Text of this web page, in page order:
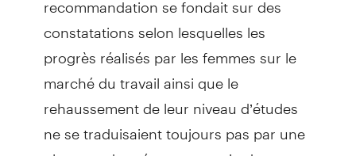
constatations selon lesquelles les
progrès réalisés par les femmes sur le
marché du travail ainsi que le
rehaussement de leur niveau d’études
ne se traduisaient toujours pas par une